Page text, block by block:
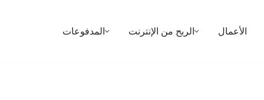
الأعمال الربح من الإنترنت المدفوعات